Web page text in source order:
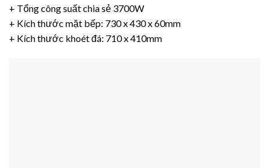
+ Tổng công suất chia sẻ 3700W
+ Kích thước mặt bếp: 730 x 430 x 60mm
+ Kích thước khoét đá: 710 x 410mm